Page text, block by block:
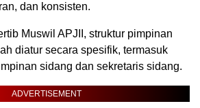
dan konsisten.
Muswil APJII, struktur pimpinan
diatur secara spesifik, termasuk
sidang dan sekretaris sidang.
ADVERTISEMENT